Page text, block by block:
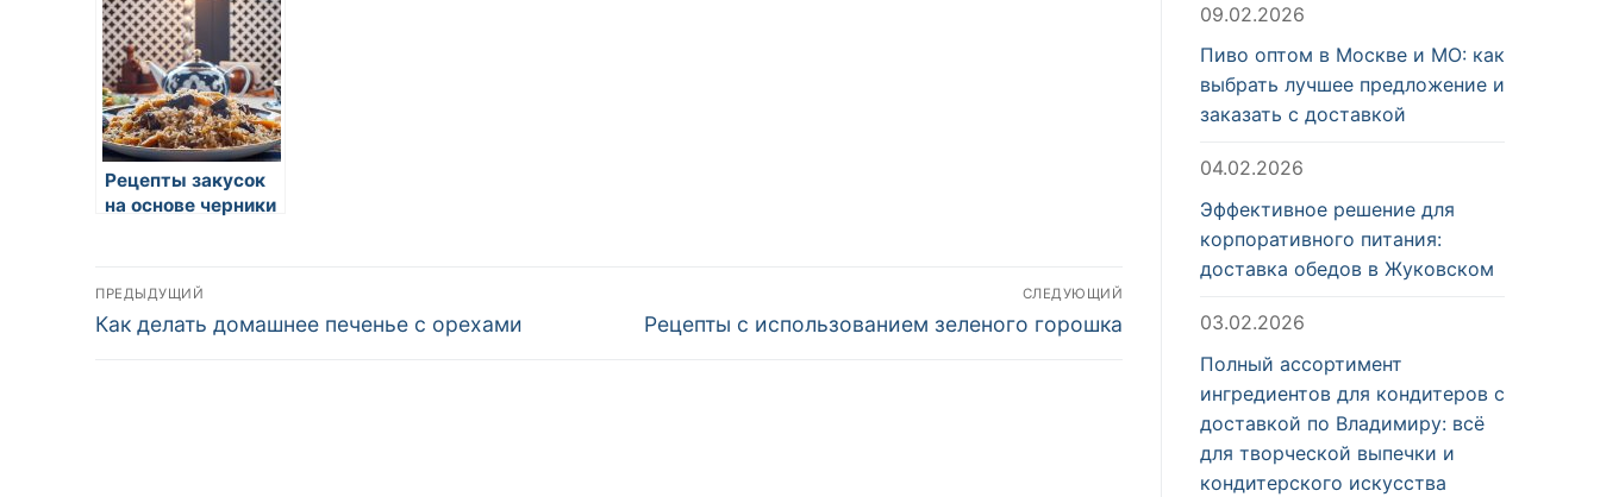
Рецепты закусок
на основе черники
Навигация
по
ПРЕДЫДУЩИЙ
Предыдущая
Как делать домашнее печенье с орехами
СЛЕДУЮЩИЙ
Следующая
Рецепты с использованием зеленого горошка
09.02.2026
Пиво оптом в Москве и МО: как
выбрать лучшее предложение и
заказать с доставкой
04.02.2026
Эффективное решение для
корпоративного питания:
доставка обедов в Жуковском
03.02.2026
Полный ассортимент
ингредиентов для кондитеров с
доставкой по Владимиру: всё
для творческой выпечки и
кондитерского искусства